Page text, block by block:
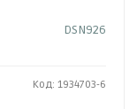
DSN926
Код: 1934703-6